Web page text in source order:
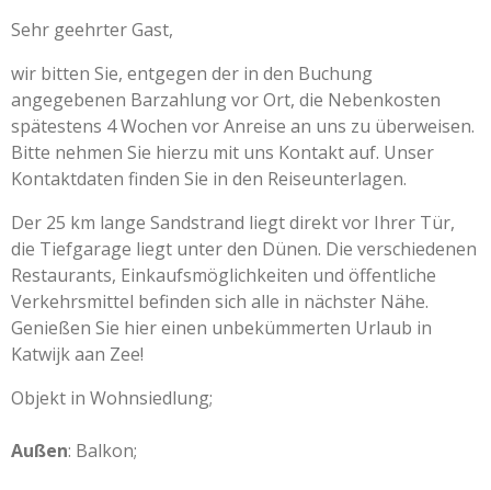
Sehr geehrter Gast,
wir bitten Sie, entgegen der in den Buchung
angegebenen Barzahlung vor Ort, die Nebenkosten
spätestens 4 Wochen vor Anreise an uns zu überweisen.
Bitte nehmen Sie hierzu mit uns Kontakt auf. Unser
Kontaktdaten finden Sie in den Reiseunterlagen.
Der 25 km lange Sandstrand liegt direkt vor Ihrer Tür,
die Tiefgarage liegt unter den Dünen. Die verschiedenen
Restaurants, Einkaufsmöglichkeiten und öffentliche
Verkehrsmittel befinden sich alle in nächster Nähe.
Genießen Sie hier einen unbekümmerten Urlaub in
Katwijk aan Zee!
Objekt in Wohnsiedlung;
Außen: Balkon;